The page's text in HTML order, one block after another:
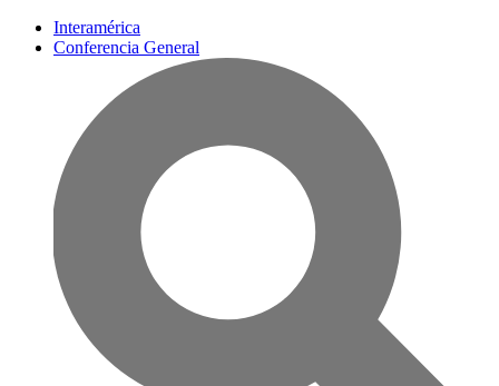
Interamérica
Conferencia General